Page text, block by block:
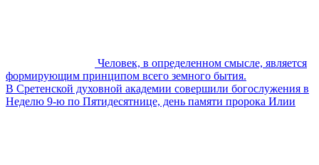
Человек, в определенном смысле, является
формирующим принципом всего земного бытия.
В Сретенской духовной академии совершили богослужения в
Неделю 9-ю по Пятидесятнице, день памяти пророка Илии